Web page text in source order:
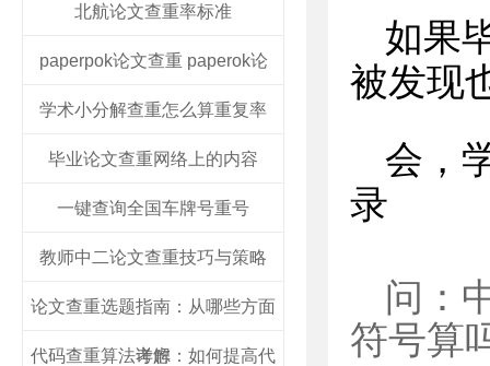
北航论文查重率标准
paperpok论文查重 paperok论
学术小分解查重怎么算重复率
毕业论文查重网络上的内容
一键查询全国车牌号重号
教师中二论文查重技巧与策略
论文查重选题指南：从哪些方面
考虑
代码查重算法详解：如何提高代
如果
被发现
会，
录
问：
符号算